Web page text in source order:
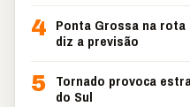
4 Ponta Grossa na rota
diz a previsão
5 Tornado provoca
do Sul